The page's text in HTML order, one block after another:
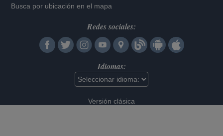
Busca por ubicación en el mapa
Redes sociales:
Idiomas:
Versión clásica